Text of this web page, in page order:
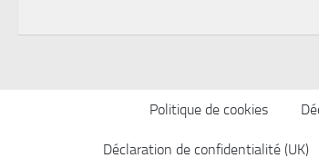
Politique de cookies
Déclaration de confidentialité (UK)